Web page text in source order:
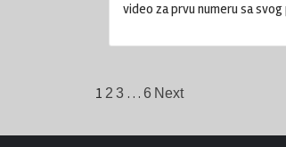
video za prvu numeru sa
Posts
1 2 3 … 6 Next